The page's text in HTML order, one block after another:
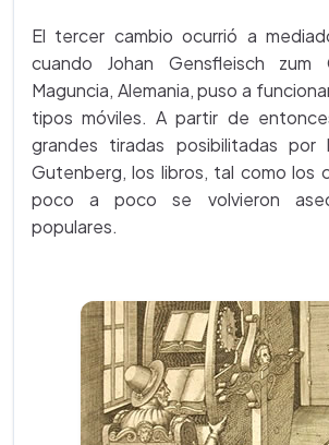
El tercer cambio ocurrió a
cuando Johan Gensfleisch zum
Maguncia, Alemania, puso a
tipos móviles. A partir de
grandes tiradas posibilitadas por
Gutenberg, los libros, tal como los
poco a poco se volvieron
populares.